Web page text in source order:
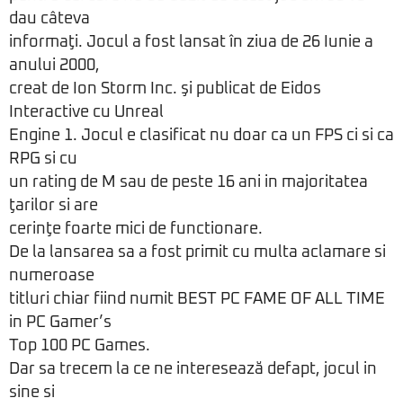
dau câteva
informaţi. Jocul a fost lansat în ziua de 26 Iunie a
anului 2000,
creat de Ion Storm Inc. şi publicat de Eidos
Interactive cu Unreal
Engine 1. Jocul e clasificat nu doar ca un FPS ci si ca
RPG si cu
un rating de M sau de peste 16 ani in majoritatea
ţarilor si are
cerinţe foarte mici de functionare.
De la lansarea sa a fost primit cu multa aclamare si
numeroase
titluri chiar fiind numit BEST PC FAME OF ALL TIME
in PC Gamer’s
Top 100 PC Games.
Dar sa trecem la ce ne interesează defapt, jocul in
sine si